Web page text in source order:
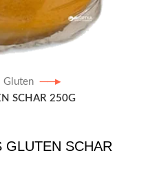
Gluten
SCHAR 250G
GLUTEN SCHAR